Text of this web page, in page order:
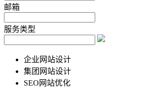
邮箱
服务类型
企业网站设计
集团网站设计
SEO网站优化